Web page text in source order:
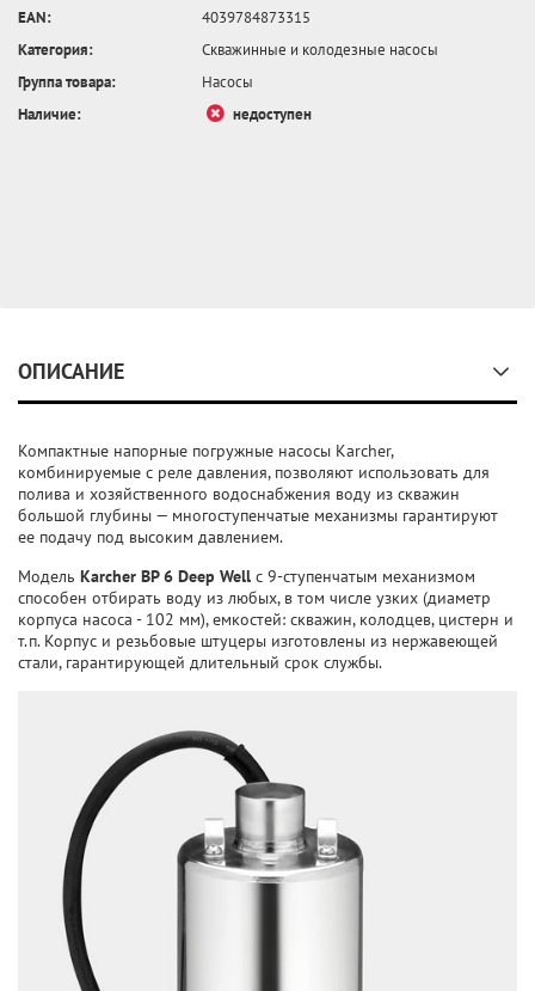
EAN:
4039784873315
Категория:
Скважинные и колодезные насосы
Группа товара:
Насосы
Наличие:
недоступен
ОПИСАНИЕ
Компактные напорные погружные насосы Karcher,
комбинируемые с реле давления, позволяют использовать для
полива и хозяйственного водоснабжения воду из скважин
большой глубины — многоступенчатые механизмы гарантируют
ее подачу под высоким давлением.
Модель Karcher BP 6 Deep Well с 9-ступенчатым механизмом
способен отбирать воду из любых, в том числе узких (диаметр
корпуса насоса - 102 мм), емкостей: скважин, колодцев, цистерн и
т.п. Корпус и резьбовые штуцеры изготовлены из нержавеющей
стали, гарантирующей длительный срок службы.